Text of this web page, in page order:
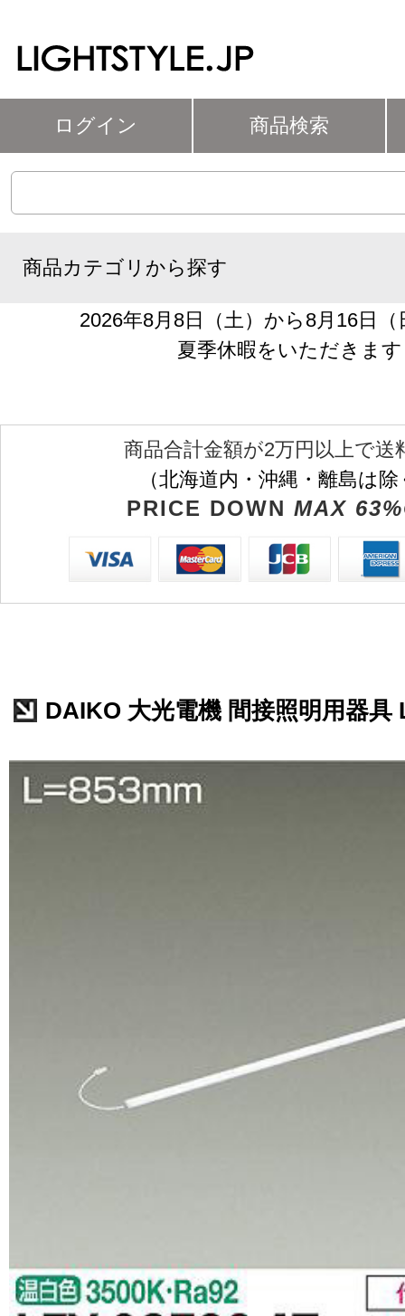
ログイン 商品検索
商品カテゴリから探す
2026年8月8日（土）から8月16日
夏季休暇をいただきます
商品合計金額が2万円以上で送
（北海道内・沖縄・離島は
PRICE DOWN MAX
DAIKO 大光電機 間接照明用器具